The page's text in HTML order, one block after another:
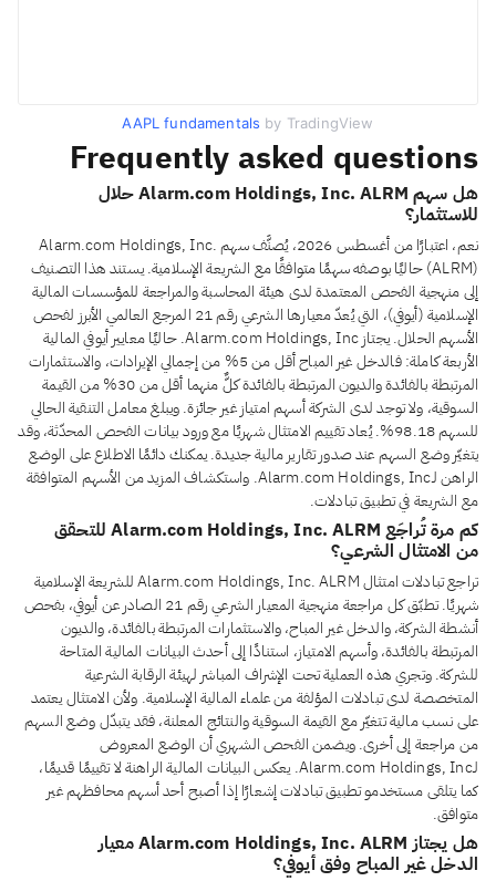
AAPL fundamentals by TradingView
Frequently asked questions
هل سهم Alarm.com Holdings, Inc. ALRM حلال
للاستثمار؟
نعم، اعتبارًا من أغسطس 2026، يُصنَّف سهم Alarm.com Holdings, Inc.
(ALRM) حاليًا بوصفه سهمًا متوافقًا مع الشريعة الإسلامية. يستند هذا التصنيف
إلى منهجية الفحص المعتمدة لدى هيئة المحاسبة والمراجعة للمؤسسات المالية
الإسلامية (أيوفي)، التي يُعدّ معيارها الشرعي رقم 21 المرجع العالمي الأبرز لفحص
الأسهم الحلال. يجتاز Alarm.com Holdings, Inc. حاليًا معايير أيوفي المالية
الأربعة كاملة: فالدخل غير المباح أقل من 5% من إجمالي الإيرادات، والاستثمارات
المرتبطة بالفائدة والديون المرتبطة بالفائدة كلٌّ منهما أقل من 30% من القيمة
السوقية، ولا توجد لدى الشركة أسهم امتياز غير جائزة. ويبلغ معامل التنقية الحالي
للسهم 98.18%. يُعاد تقييم الامتثال شهريًا مع ورود بيانات الفحص المحدّثة، وقد
يتغيّر وضع السهم عند صدور تقارير مالية جديدة. يمكنك دائمًا الاطلاع على الوضع
الراهن لـAlarm.com Holdings, Inc. واستكشاف المزيد من الأسهم المتوافقة
مع الشريعة في تطبيق تبادلات.
كم مرة تُراجَع Alarm.com Holdings, Inc. ALRM للتحقق
من الامتثال الشرعي؟
تراجع تبادلات امتثال Alarm.com Holdings, Inc. ALRM للشريعة الإسلامية
شهريًا. تطبّق كل مراجعة منهجية المعيار الشرعي رقم 21 الصادر عن أيوفي، بفحص
أنشطة الشركة، والدخل غير المباح، والاستثمارات المرتبطة بالفائدة، والديون
المرتبطة بالفائدة، وأسهم الامتياز، استنادًا إلى أحدث البيانات المالية المتاحة
للشركة. وتجري هذه العملية تحت الإشراف المباشر لهيئة الرقابة الشرعية
المتخصصة لدى تبادلات المؤلفة من علماء المالية الإسلامية. ولأن الامتثال يعتمد
على نسب مالية تتغيّر مع القيمة السوقية والنتائج المعلنة، فقد يتبدّل وضع السهم
من مراجعة إلى أخرى. ويضمن الفحص الشهري أن الوضع المعروض
لـAlarm.com Holdings, Inc. يعكس البيانات المالية الراهنة لا تقييمًا قديمًا،
كما يتلقى مستخدمو تطبيق تبادلات إشعارًا إذا أصبح أحد أسهم محافظهم غير
متوافق.
هل يجتاز Alarm.com Holdings, Inc. ALRM معيار
الدخل غير المباح وفق أيوفي؟